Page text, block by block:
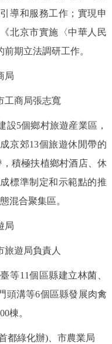
導和服務工作；實現申
北京市實施〈中華人民
期立法調研工作。
局
商局張志寬
5個鄉村旅遊産業區，
京郊13個旅遊休閒帶的
積極扶植鄉村酒店、休
標準制定和示範點的推
混合聚集區。
局
遊局負責人
11個區縣建立林菌、
頭溝等6個區縣發展肉禽
棟。
綠化辦)、市農業局